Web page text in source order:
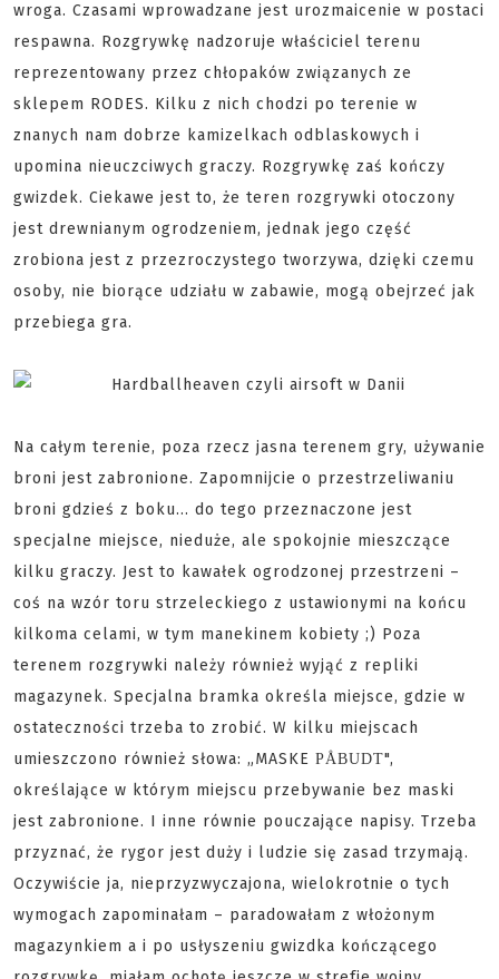
wroga. Czasami wprowadzane jest urozmaicenie w postaci
respawna. Rozgrywkę nadzoruje właściciel terenu
reprezentowany przez chłopaków związanych ze
sklepem RODES. Kilku z nich chodzi po terenie w
znanych nam dobrze kamizelkach odblaskowych i
upomina nieuczciwych graczy. Rozgrywkę zaś kończy
gwizdek. Ciekawe jest to, że teren rozgrywki otoczony
jest drewnianym ogrodzeniem, jednak jego część
zrobiona jest z przezroczystego tworzywa, dzięki czemu
osoby, nie biorące udziału w zabawie, mogą obejrzeć jak
przebiega gra.
Na całym terenie, poza rzecz jasna terenem gry, używanie
broni jest zabronione. Zapomnijcie o przestrzeliwaniu
broni gdzieś z boku... do tego przeznaczone jest
specjalne miejsce, nieduże, ale spokojnie mieszczące
kilku graczy. Jest to kawałek ogrodzonej przestrzeni –
coś na wzór toru strzeleckiego z ustawionymi na końcu
kilkoma celami, w tym manekinem kobiety ;) Poza
terenem rozgrywki należy również wyjąć z repliki
magazynek. Specjalna bramka określa miejsce, gdzie w
ostateczności trzeba to zrobić. W kilku miejscach
umieszczono również słowa: „MASKE PÅBUDT",
określające w którym miejscu przebywanie bez maski
jest zabronione. I inne równie pouczające napisy. Trzeba
przyznać, że rygor jest duży i ludzie się zasad trzymają.
Oczywiście ja, nieprzyzwyczajona, wielokrotnie o tych
wymogach zapominałam – paradowałam z włożonym
magazynkiem a i po usłyszeniu gwizdka kończącego